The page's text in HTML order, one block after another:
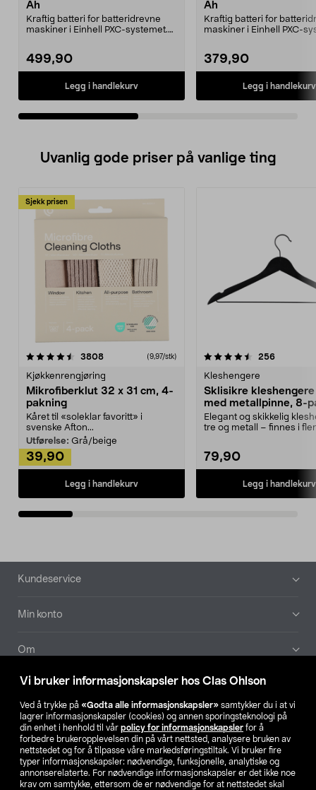
Vi bruker informasjonskapsler hos Clas Ohlson
Ved å trykke på «Godta alle informasjonskapsler» samtykker du i at vi
lagrer informasjonskapsler (cookies) og annen sporingsteknologi på
din enhet i henhold til vår policy for informasjonskapsler for å
forbedre brukeropplevelsen din på vårt nettsted, analysere bruken av
nettstedet og for å tilpasse våre markedsføringstiltak. Vi bruker fire
typer informasjonskapsler: nødvendige, funksjonelle, analytiske og
annonserelaterte. For nødvendige informasjonskapsler er det ikke noe
krav om samtykke, ettersom de er nødvendige for at nettstedet skal
Ah
Kraftig batteri for batteridrevne
maskiner i Einhell PXC-systemet.
499,90
Legg i handlekurv
Ah
Kraftig batteri for
maskiner i Einhell PXC-
379,90
Legg i handlekurv
Uvanlig gode priser på vanlige ting
Sjekk prisen
3808anmeldelser(9,97/stk)
Kjøkkenrengjøring
Mikrofiberklut 32 x 31 cm, 4-
pakning
Kåret til «soleklar favoritt» i
svenske Afton...
Utførelse: Grå/beige
39,90
Legg i handlekurv
4.5av 5 stjerner 256
Kleshengere
Sklisikre
med metallpinne, 8-
Elegant og skikkelig
tre og metall – finnes i
79,90
Legg i handlekurv
4.5av 5 stjerner
Bunntekst
Kundeservice
Min konto
Om
Aktuelt
Våre selskaper
Finn din butikk